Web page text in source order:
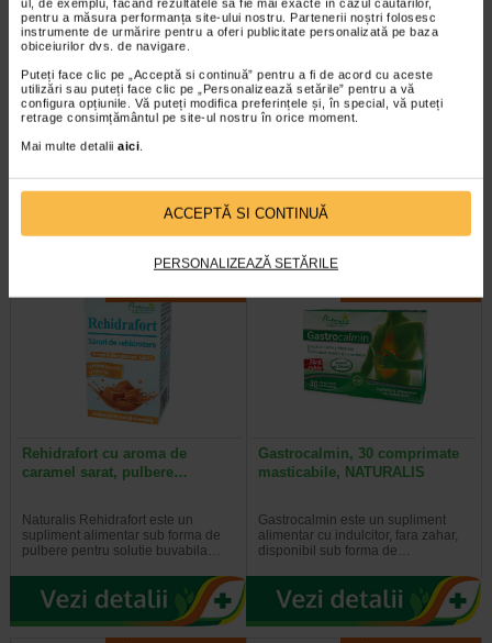
pentru a măsura performanța site-ului nostru. Partenerii noștri folosesc
instrumente de urmărire pentru a oferi publicitate personalizată pe baza
obiceiurilor dvs. de navigare.
Puteți face clic pe „Acceptă si continuă” pentru a fi de acord cu aceste
utilizări sau puteți face clic pe „Personalizează setările” pentru a vă
configura opțiunile. Vă puteți modifica preferințele și, în special, vă puteți
retrage consimțământul pe site-ul nostru în orice moment.
Mai multe detalii aici
ACCEPTĂ SI CONTINUĂ
PERSONALIZEAZĂ SETĂRILE
Urosuport forte, 15 capsule,
Naturalis
Suplimentul alimentar cu D-
Tribulus 500, 60 capsule,
NATURALIS
Rehidrafort cu aroma de
caramel sarat, pulbere…
Naturalis Rehidrafort este un
supliment alimentar sub forma de
pulbere pentru solutie buvabila…
Gastrocalmin, 30 comprimate
masticabile, NATURALIS
Gastrocalmin este un supliment
alimentar cu indulcitor, fara zahar,
disponibil sub forma de…